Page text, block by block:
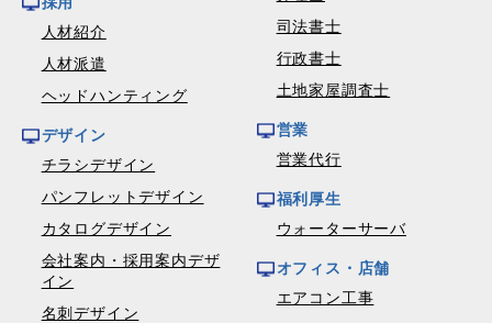
人材紹介
人材派遣
ヘッドハンティング
デザイン
チラシデザイン
パンフレットデザイン
カタログデザイン
会社案内・採用案内デザ
イン
名刺デザイン
司法書士
行政書士
土地家屋調査士
営業
営業代行
福利厚生
ウォーターサーバ
オフィス・店舗
エアコン工事